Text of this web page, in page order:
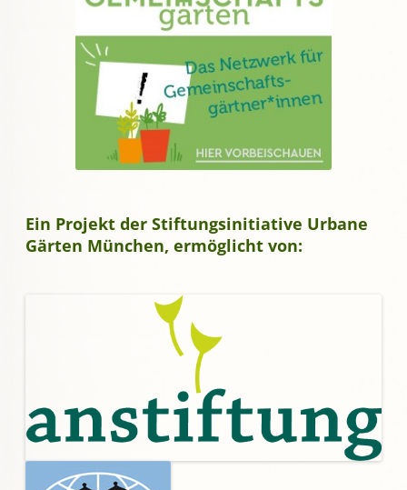
Ein Projekt der Stiftungsinitiative Urbane
Gärten München, ermöglicht von: